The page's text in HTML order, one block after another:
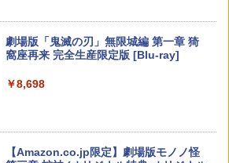
s Card 256GB for Nintendo Switch 2
185
￥4,290
【特典】NBA 2K27 PS5版(【先着購入
￥8,041
￥9,000
ニンテンドープリペイド番号 5000円|オ
ンラインコード版
【純正品】DualSense ワイヤレスコン
￥10,737
【国内正規品】Thrustmaster スラスト
S5、PS5 Pro、Xbox One、Xbox Serie
￥14,141
劇場版「鬼滅の刃」無限城編 第一章 猗
窩座再来 完全生産限定版 [Blu-ray]
￥8,698
【Amazon.co.jp限定】劇場版モノノ怪